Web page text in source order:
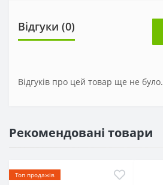
Відгуки (0)
Відгуків про цей товар ще не було.
Рекомендовані товари
Топ продажів